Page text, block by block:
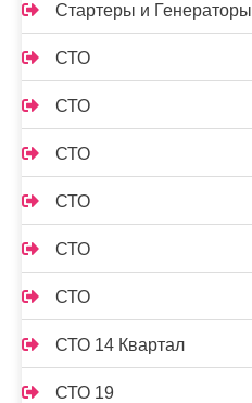
Стартеры и Генераторы
СТО
СТО
СТО
СТО
СТО
СТО
СТО 14 Квартал
СТО 19